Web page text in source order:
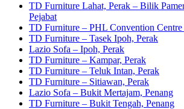
TD Furniture Lahat, Perak – Bilik
Pejabat
TD Furniture – PHL Convention Centre
TD Furniture – Tasek Ipoh, Perak
Lazio Sofa – Ipoh, Perak
TD Furniture – Kampar, Perak
TD Furniture – Teluk Intan, Perak
TD Furniture – Sitiawan, Perak
Lazio Sofa – Bukit Mertajam, Penang
TD Furniture – Bukit Tengah, Penang